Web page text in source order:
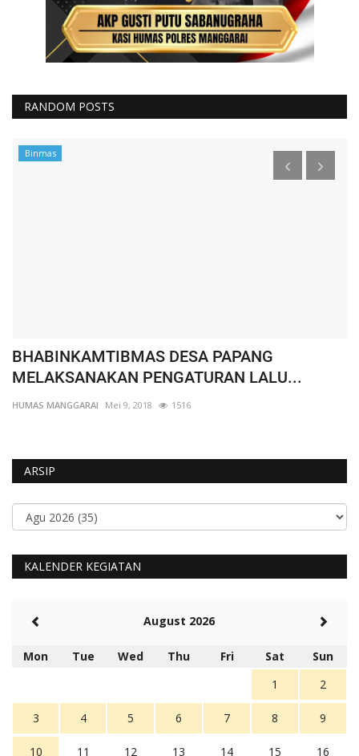
RANDOM POSTS
Binmas
BHABINKAMTIBMAS DESA PAPANG
MELAKSANAKAN PENGATURAN LALU...
HUMAS MANGGARAI Mei 9, 2018 1516
ARSIP
KALENDER KEGIATAN
August 2026
Mon Tue Wed Thu Fri Sat
Sun
1
2
3 4 5 6 7 8 9
10 11 12 13 14 15 16